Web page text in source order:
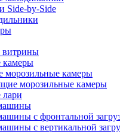
Side-by-Side
витрины
камеры
морозильные камеры
морозильные камеры
с фронтальной
с вертикальной